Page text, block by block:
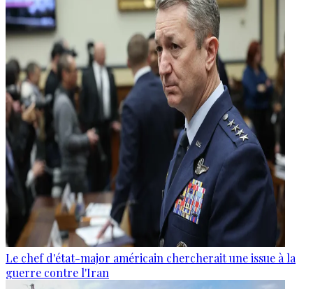
Le chef d'état-major américain chercherait une issue à la
guerre contre l'Iran